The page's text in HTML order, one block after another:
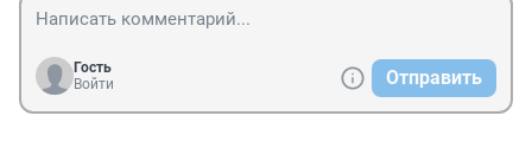
Гость
Войти
Отправить